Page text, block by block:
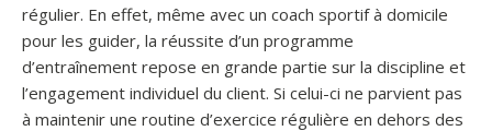
régulier. En effet, même avec un coach sportif à domicile
pour les guider, la réussite d’un programme
d’entraînement repose en grande partie sur la discipline et
l’engagement individuel du client. Si celui-ci ne parvient pas
à maintenir une routine d’exercice régulière en dehors des